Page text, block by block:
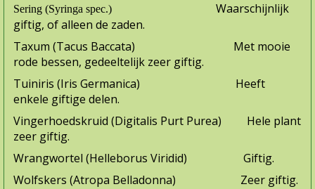
Sering (Syringa spec.) Waar­schijnlijk
giftig, of alleen de zaden.
Taxum (Tacus Baccata) Met mooie
rode bessen, gedeel­telijk zeer gif­tig.
Tuiniris (Iris Germanica) Heeft
enkele giftige delen.
Vingerhoedskruid (Digitalis Purt Purea) Hele plant
zeer giftig.
Wrangwortel (Helleborus Viridid) Giftig.
Wolfskers (Atropa Belladonna) Zeer giftig.